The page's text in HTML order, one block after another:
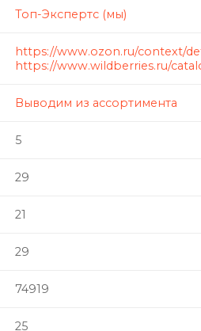
Топ-Экспертс (мы)
https://www.ozon.ru/context/
https://www.wildberries.ru/
Выводим из ассортимента
5
29
21
29
74919
25